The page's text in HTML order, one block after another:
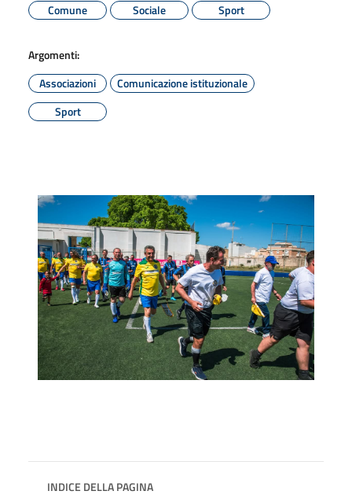
Comune
Sociale Sport
Argomenti:
Associazioni
Comunicazione istituzionale
Sport
INDICE DELLA PAGINA